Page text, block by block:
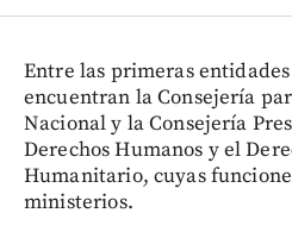
Entre las primeras
encuentran la Consejería
Nacional y la Consejería
Derechos Humanos y el
Humanitario, cuyas
ministerios.